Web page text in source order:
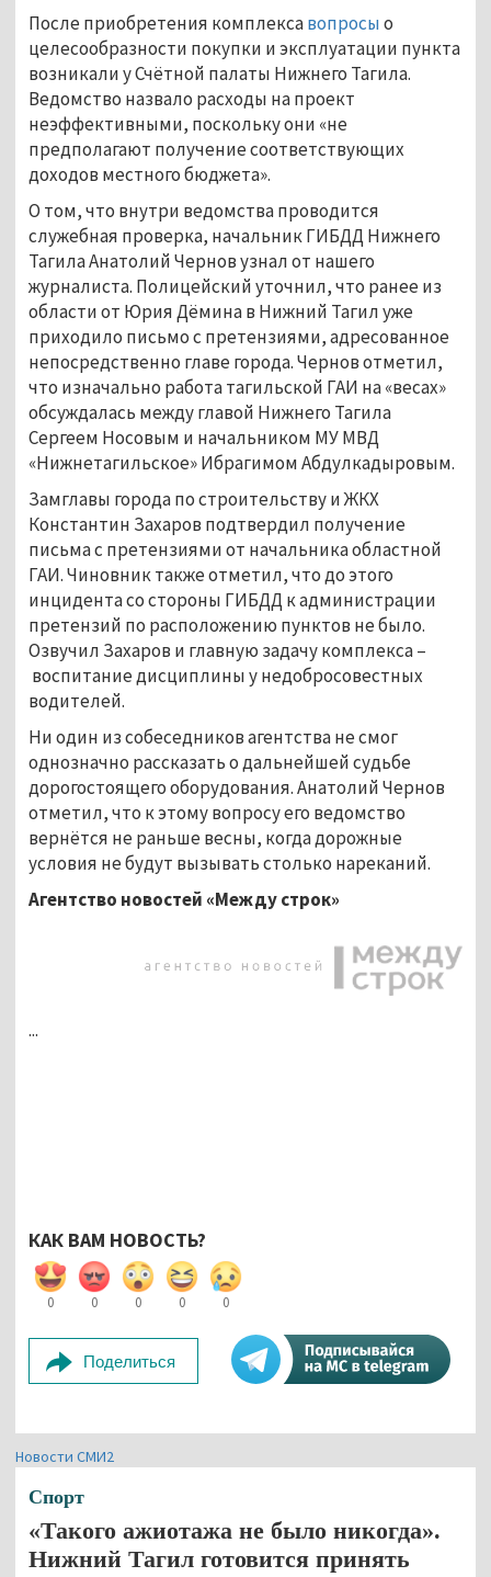
После приобретения комплексавопросыо
целесообразности покупки и эксплуатации пункта
возникали у Счётной палаты Нижнего Тагила.
Ведомство назвало расходы на проект
неэффективными, поскольку они «не
предполагают получение соответствующих
доходов местного бюджета».
О том, что внутри ведомства проводится
служебная проверка, начальник ГИБДД Нижнего
Тагила Анатолий Чернов узнал от нашего
журналиста. Полицейский уточнил, что ранее из
области от Юрия Дёмина в Нижний Тагил уже
приходило письмо с претензиями, адресованное
непосредственно главе города. Чернов отметил,
что изначально работа тагильской ГАИ на «весах»
обсуждалась между главой Нижнего Тагила
Сергеем Носовым и начальником МУ МВД
«Нижнетагильское» Ибрагимом Абдулкадыровым.
Замглавы города по строительству и ЖКХ
Константин Захаров подтвердил получение
письма с претензиями от начальника областной
ГАИ. Чиновник также отметил, что до этого
инцидента со стороны ГИБДД к администрации
претензий по расположению пунктов не было.
Озвучил Захаров и главную задачу комплекса –
воспитание дисциплины у недобросовестных
водителей.
Ни один из собеседников агентства не смог
однозначно рассказать о дальнейшей судьбе
дорогостоящего оборудования. Анатолий Чернов
отметил, что к этому вопросу его ведомство
вернётся не раньше весны, когда дорожные
условия не будут вызывать столько нареканий.
Агентство новостей «Между строк»
...
КАК ВАМ НОВОСТЬ?
0 0 0 0 0
Поделиться
Новости СМИ2
Спорт
«Такого ажиотажа не было никогда».
Нижний Тагил готовится принять